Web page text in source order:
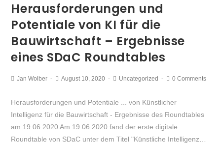
Herausforderungen und
Potentiale von KI für die
Bauwirtschaft – Ergebnisse
eines SDaC Roundtables
Jan Wolber August 10, 2020 Uncategorized 0 Comments
Herausforderungen und Potentiale ... von Künstlicher
Intelligenz für die Bauwirtschaft - Ergebnisse des Roundtables
am 19.06.2020 Am 19.06.2020 fand der erste digitale
Roundtable von SDaC unter dem Titel "Künstliche Intelligenz…